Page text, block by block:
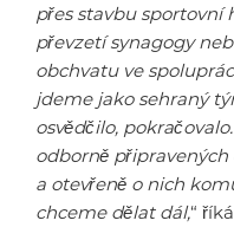
přes stavbu sportovní
převzetí synagogy
obchvatu ve
jdeme jako sehraný
osvědčilo,
odborně
a otevřeně o nich
chceme dělat dál,“